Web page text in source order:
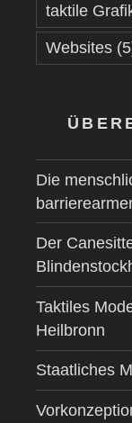
taktile
Websites
Die
Der
Taktiles
Heilbronn
Staatliches